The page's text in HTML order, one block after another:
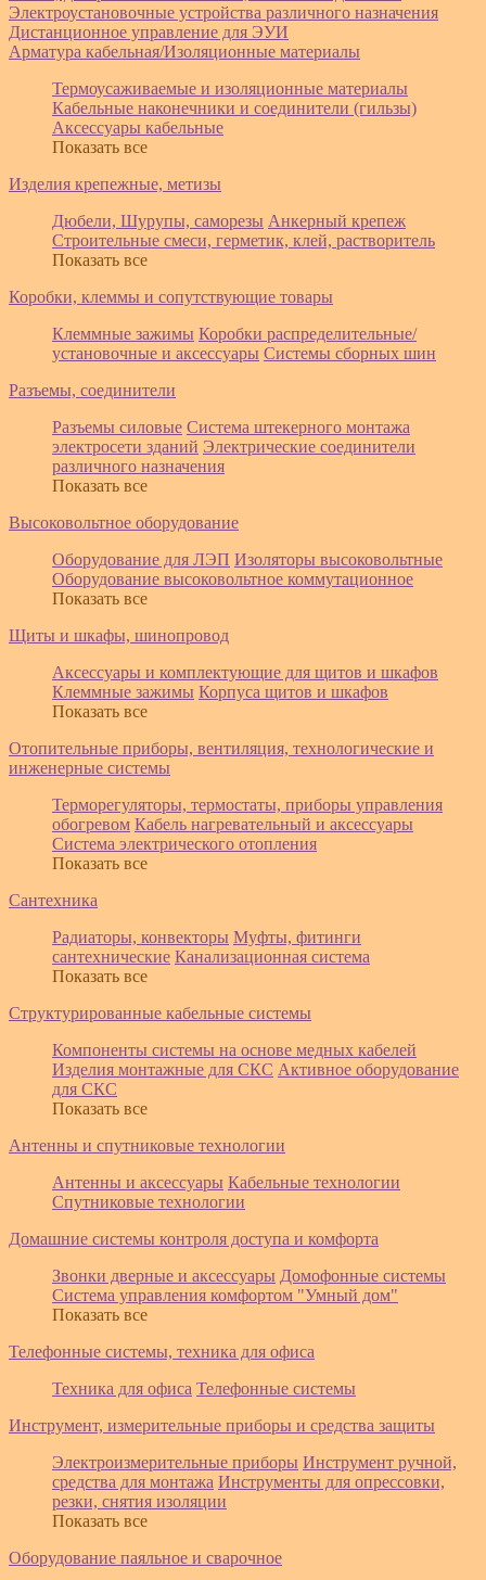
Электроустановочные устройства различного назначения
Дистанционное управление для ЭУИ
Арматура кабельная/Изоляционные материалы
Термоусаживаемые и изоляционные материалы
Кабельные наконечники и соединители (гильзы)
Аксессуары кабельные
Показать все
Изделия крепежные, метизы
Дюбели, Шурупы, саморезы Анкерный крепеж
Строительные смеси, герметик, клей, растворитель
Показать все
Коробки, клеммы и сопутствующие товары
Клеммные зажимы Коробки распределительные/
установочные и аксессуары Системы сборных шин
Разъемы, соединители
Разъемы силовые Система штекерного монтажа
электросети зданий Электрические соединители
различного назначения
Показать все
Высоковольтное оборудование
Оборудование для ЛЭП Изоляторы высоковольтные
Оборудование высоковольтное коммутационное
Показать все
Щиты и шкафы, шинопровод
Аксессуары и комплектующие для щитов и шкафов
Клеммные зажимы Корпуса щитов и шкафов
Показать все
Отопительные приборы, вентиляция, технологические и
инженерные системы
Терморегуляторы, термостаты, приборы управления
обогревом Кабель нагревательный и аксессуары
Система электрического отопления
Показать все
Сантехника
Радиаторы, конвекторы Муфты, фитинги
сантехнические Канализационная система
Показать все
Структурированные кабельные системы
Компоненты системы на основе медных кабелей
Изделия монтажные для СКС Активное оборудование
для СКС
Показать все
Антенны и спутниковые технологии
Антенны и аксессуары Кабельные технологии
Спутниковые технологии
Домашние системы контроля доступа и комфорта
Звонки дверные и аксессуары Домофонные системы
Система управления комфортом "Умный дом"
Показать все
Телефонные системы, техника для офиса
Техника для офиса Телефонные системы
Инструмент, измерительные приборы и средства защиты
Электроизмерительные приборы Инструмент ручной,
средства для монтажа Инструменты для опрессовки,
резки, снятия изоляции
Показать все
Оборудование паяльное и сварочное